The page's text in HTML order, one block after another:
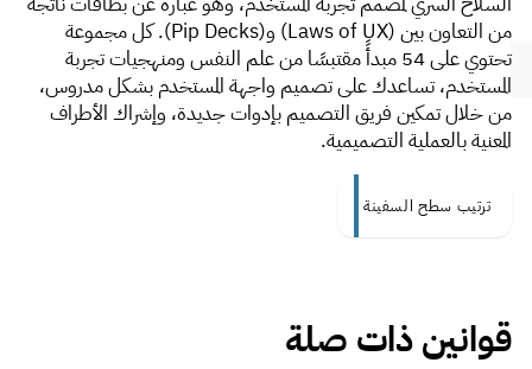
من التعاون بين (Laws of UX) و(Pip Decks). كل مجموعة
تحتوي على 54 مبدأً مقتبسًا من علم النفس ومنهجيات تجربة
المستخدم، تساعدك على تصميم واجهة المستخدم بشكل مدروس،
من خلال تمكين فريق التصميم بإدوات جديدة، وإشراك الأطراف
المعنية بالعملية التصميمية.
ترتيب سطح السفينة
قوانين ذات صلة